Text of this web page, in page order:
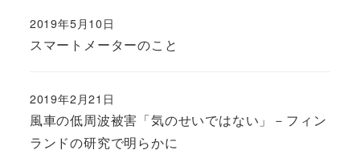
スマートメーターのこと
2019年5月10日
風車の低周波被害「気のせいではない」－フィン
ランドの研究で明らかに
2019年2月21日